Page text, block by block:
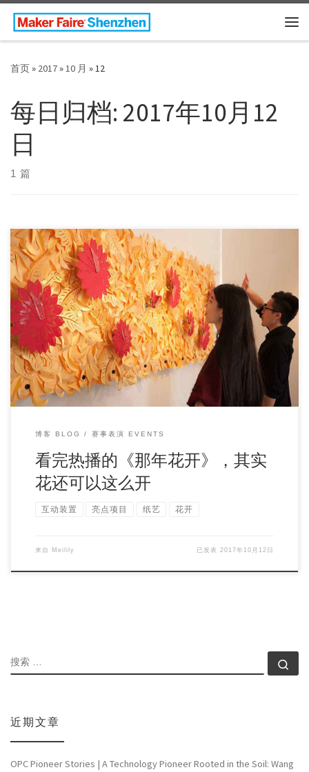
Skip to content
首页» 2017»10 月 »12
每日归档: 2017年10月12
日
1 篇
最近刚完结的电视剧《那年花开月正圆》，虽然后面的编剧
脑洞特别弯曲，但相信还是稳稳地占据 […]
博客 BLOG 赛事表演 EVENTS
看完热播的《那年花开》，其实
花还可以这么开
互动装置 亮点项目 纸艺 花开
来自 Meilily 已发表 2017年10月12日
搜索
近期文章
OPC Pioneer Stories | A Technology Pioneer Rooted in the Soil: Wang